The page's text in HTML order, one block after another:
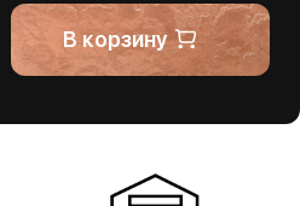
В корзину